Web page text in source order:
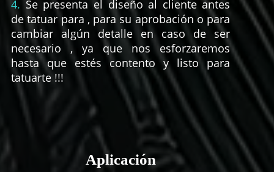
4. Se presenta el diseño al cliente antes
de tatuar para , para su aprobación o para
cambiar algún detalle en caso de ser
necesario , ya que nos esforzaremos
hasta que estés contento y listo para
tatuarte !!!
Aplicación